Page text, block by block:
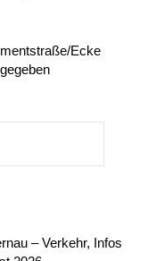
Ecke
– Verkehr, Infos